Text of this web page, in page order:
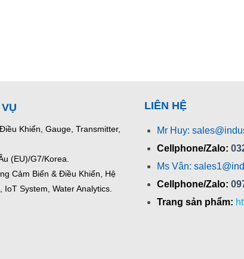
Khiển, Gauge, Transmitter,
(EU)/G7/Korea.
Cảm Biến & Điều Khiển, Hệ
System, Water Analytics.
LIÊN HỆ
Mr Huy:
Cellphone/Zalo:
Ms Vân:
Cellphone/Zalo:
Trang sản phẩm: